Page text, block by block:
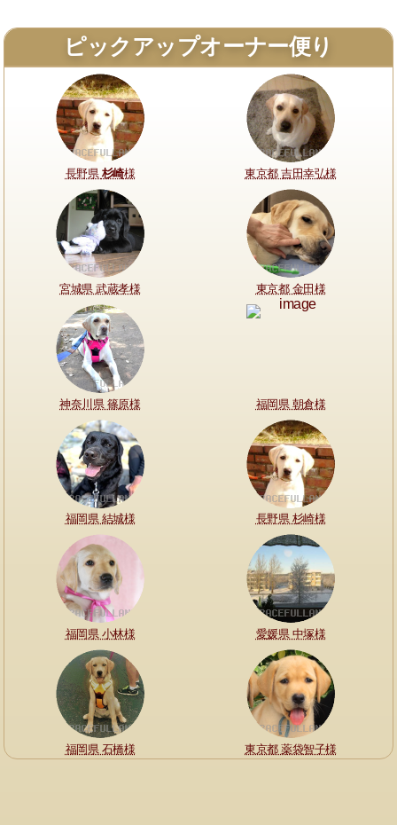
ピックアップオーナー便り
長野県 杉崎様 東京都 吉田幸弘様
宮城県 武蔵孝様 東京都 金田様
神奈川県 篠原様 福岡県 朝倉様
福岡県 結城様 長野県 杉崎様
福岡県 小林様 愛媛県 中塚様
福岡県 石橋様 東京都 薬袋智子様